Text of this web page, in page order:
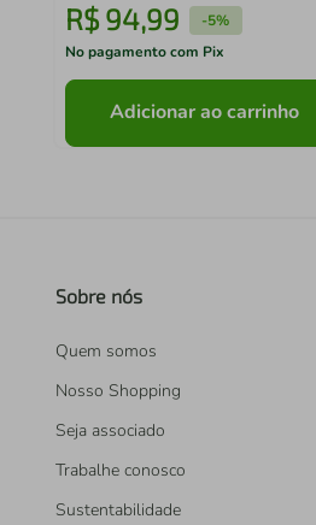
R$ 94,99 -5%
No pagamento com Pix
Adicionar ao carrinho
Sobre nós
Quem somos
Nosso Shopping
Seja associado
Trabalhe conosco
Sustentabilidade